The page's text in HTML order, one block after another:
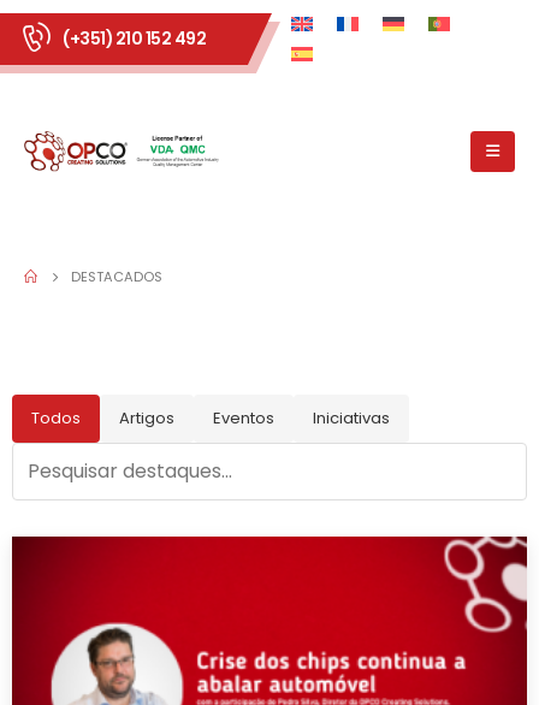
(+351) 210 152 492
DESTACADOS
Todos Artigos Eventos Iniciativas